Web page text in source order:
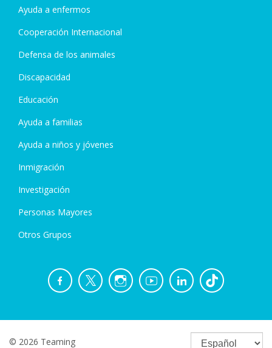
Ayuda a enfermos
Cooperación Internacional
Defensa de los animales
Discapacidad
Educación
Ayuda a familias
Ayuda a niños y jóvenes
Inmigración
Investigación
Personas Mayores
Otros Grupos
© 2026 Teaming